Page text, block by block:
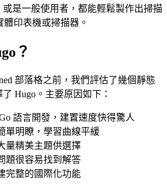
是一般使用者，都能輕鬆製作出掃描
印表機或掃描器。
？
部落格之前，我們評估了幾個靜態
Hugo。主要原因如下：
語言開發，建置速度快得驚人
單明瞭，學習曲線平緩
量精美主題供選擇
題很容易找到解答
完整的國際化功能